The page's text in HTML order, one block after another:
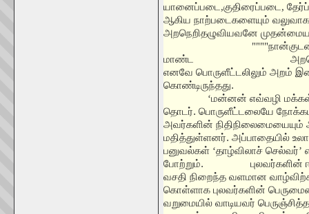
யானைப்படை ,குதிரைப்படை ,
ஆகிய நாற்படைகளையும்
அறநெறிதழுவியவனே
""""
மாண்ட
எனவே பொருளீட்டலிலும் அறம்
கொண்டிருந்தது.
‘மன்னன் எவ்வழி
தொடர். பொருளீட்டலையே
அவர்களின்
மதித்துள்ளனர். அப்பாதையில்
பனுவல்கள் ‘தாழ்விலாச் செல்வர்’
போற்றும்.
புலவர்களின்
வசதி நிறைந்த வளமான
கொள்ளாக புலவர்களின்
வறுமையில் வாடியவர்